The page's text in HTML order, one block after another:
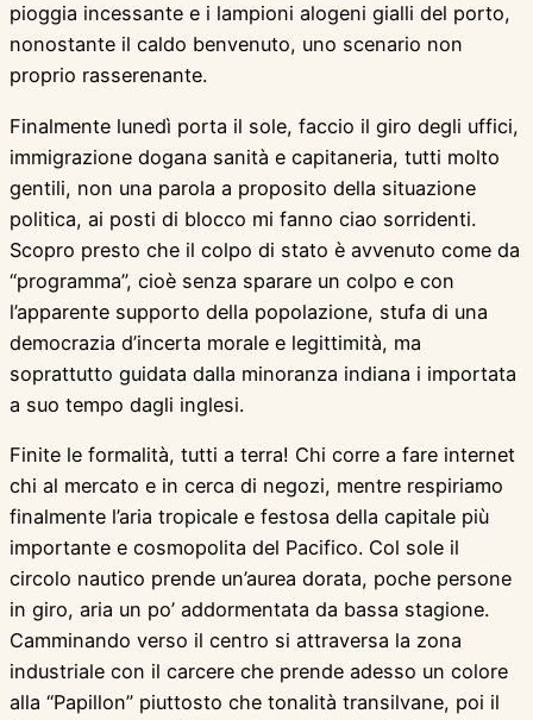
pioggia incessante e i lampioni alogeni gialli del porto,
nonostante il caldo benvenuto, uno scenario non
proprio rasserenante.
Finalmente lunedì porta il sole, faccio il giro degli uffici,
immigrazione dogana sanità e capitaneria, tutti molto
gentili, non una parola a proposito della situazione
politica, ai posti di blocco mi fanno ciao sorridenti.
Scopro presto che il colpo di stato è avvenuto come da
“programma”, cioè senza sparare un colpo e con
l’apparente supporto della popolazione, stufa di una
democrazia d’incerta morale e legittimità, ma
soprattutto guidata dalla minoranza indiana i importata
a suo tempo dagli inglesi.
Finite le formalità, tutti a terra! Chi corre a fare internet
chi al mercato e in cerca di negozi, mentre respiriamo
finalmente l’aria tropicale e festosa della capitale più
importante e cosmopolita del Pacifico. Col sole il
circolo nautico prende un’aurea dorata, poche persone
in giro, aria un po’ addormentata da bassa stagione.
Camminando verso il centro si attraversa la zona
industriale con il carcere che prende adesso un colore
alla “Papillon” piuttosto che tonalità transilvane, poi il